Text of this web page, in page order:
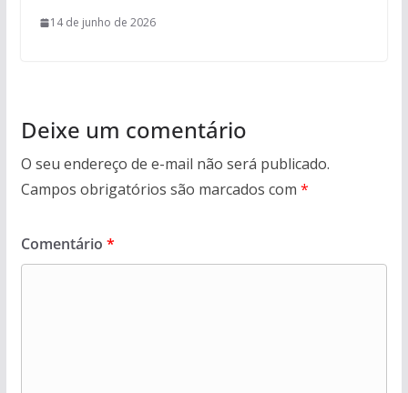
14 de junho de 2026
Deixe um comentário
O seu endereço de e-mail não será publicado.
Campos obrigatórios são marcados com *
Comentário *